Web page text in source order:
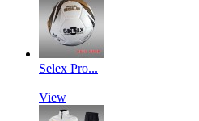
Selex Pro...
View